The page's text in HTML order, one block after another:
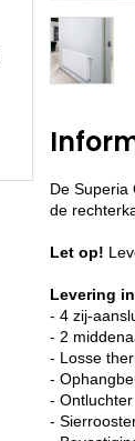
De Superia
de
Let op!
Levering
- 4 zij-
- 2
- Losse
-
-
-